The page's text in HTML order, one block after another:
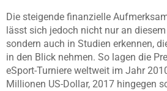
Die steigende finanzielle
lässt sich jedoch nicht nur an
sondern auch in Studien erkennen,
in den Blick nehmen. So lagen die
eSport-Turniere weltweit im Jahr
Millionen US-Dollar, 2017 hingegen